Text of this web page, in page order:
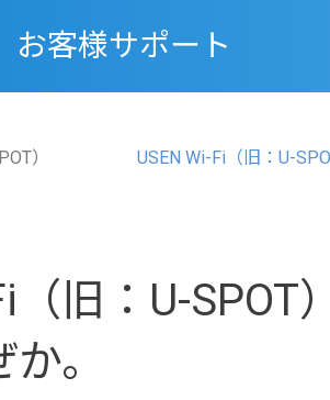
お客様サポート
） USEN Wi-Fi（旧：U-
（旧：U-
。